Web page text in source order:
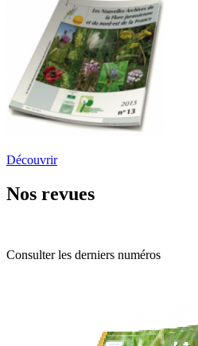
Découvrir
Nos revues
Consulter les derniers numéros